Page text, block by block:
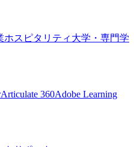
ホスピタリティ 大学・専門学
Articulate 360Adobe Learning